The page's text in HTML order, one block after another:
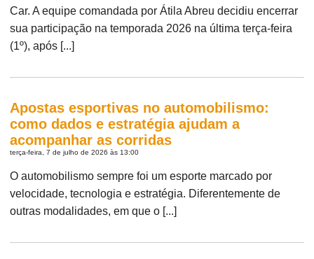
Car. A equipe comandada por Átila Abreu decidiu encerrar
sua participação na temporada 2026 na última terça-feira
(1º), após [...]
Apostas esportivas no automobilismo:
como dados e estratégia ajudam a
acompanhar as corridas
terça-feira, 7 de julho de 2026 às 13:00
O automobilismo sempre foi um esporte marcado por
velocidade, tecnologia e estratégia. Diferentemente de
outras modalidades, em que o [...]